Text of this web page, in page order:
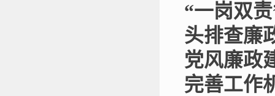
“一岗双
头排查廉
党风廉政
完善工作